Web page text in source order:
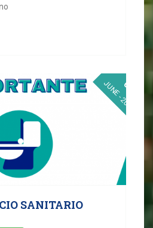
03
JUNE - 2026
SANITARIO